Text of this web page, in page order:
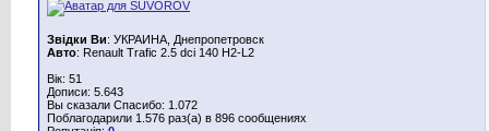
Звідки Ви: УКРАИНА, Днепропетровск
Авто: Renault Trafic 2.5 dci 140 H2-L2
Вік: 51
Дописи: 5.643
Вы сказали Спасибо: 1.072
Поблагодарили 1.576 раз(а) в 896 сообщениях